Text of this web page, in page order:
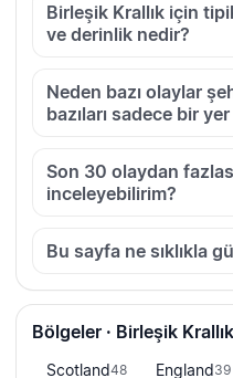
Birleşik Krallık için
ve derinlik nedir?
Neden bazı olaylar
bazıları sadece bir
Son 30 olaydan
inceleyebilirim?
Bu sayfa ne sıklıkla
Bölgeler · Birleşik Krallık
Scotland48 England39